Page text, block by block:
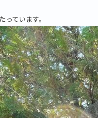
ています。